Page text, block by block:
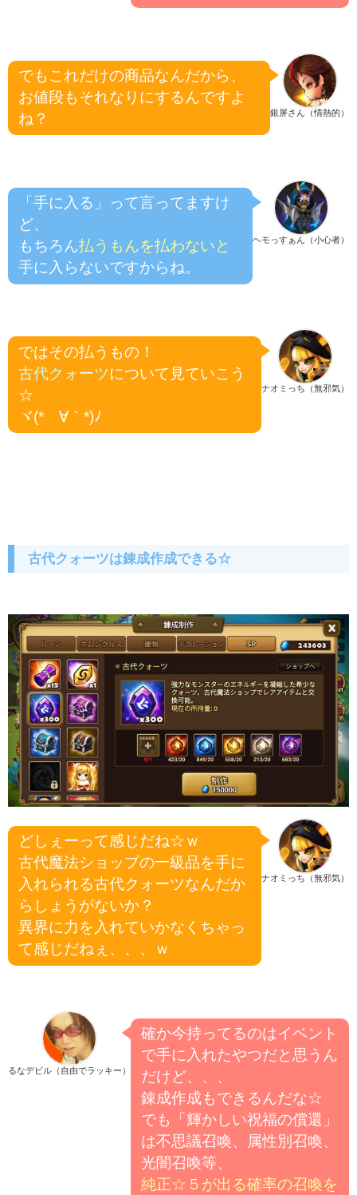
銀屏さん（情熱的）
でもこれだけの商品なんだから、
お値段もそれなりにするんですよ
ね？
ヘモっすぁん（小心者）
「手に入る」って言ってますけ
ど、
もちろん払うもんを払わないと
手に入らないですからね。
ナオミっち（無邪気）
ではその払うもの！
古代クォーツについて見ていこう
☆
ヾ(*´∀｀*)ﾉ
古代クォーツは錬成作成できる☆
ナオミっち（無邪気）
どしぇーって感じだね☆ｗ
古代魔法ショップの一級品を手に
入れられる古代クォーツなんだか
らしょうがないか？
異界に力を入れていかなくちゃっ
て感じだねぇ、、、ｗ
るなデビル（自由でラッキー）
確か今持ってるのはイベント
で手に入れたやつだと思うん
だけど、、、
錬成作成もできるんだな☆
でも「輝かしい祝福の償還」
は不思議召喚、属性別召喚、
光闇召喚等、
純正☆５が出る確率の召喚を